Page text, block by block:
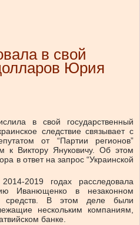
в свой
Юрия
в свой государственный
следствие связывает с
от “Партии регионов”
к Виктору Януковичу. Об этом
в ответ на запрос “Украинской
2019 годах расследовала
Иванющенко в незаконном
средств. В этом деле были
нескольким компаниям,
банке.